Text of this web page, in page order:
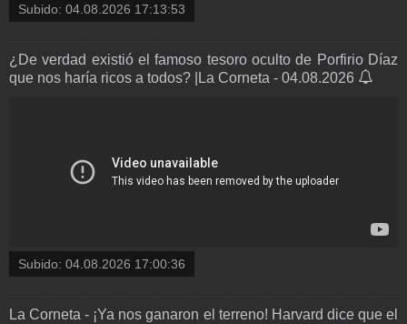
Subido: 04.08.2026 17:13:53
¿De verdad existió el famoso tesoro oculto de Porfirio Díaz
que nos haría ricos a todos? |La Corneta - 04.08.2026
Subido: 04.08.2026 17:00:36
La Corneta - ¡Ya nos ganaron el terreno! Harvard dice que el